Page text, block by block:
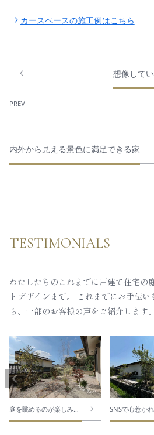
カースペースの施工例はこちら
想像して
PREV
内外から見える景色に満足できる家
TESTIMONIALS
トデザインまで。
ら、一部のお客様の声をご紹介します。
なりました 自分の家にも